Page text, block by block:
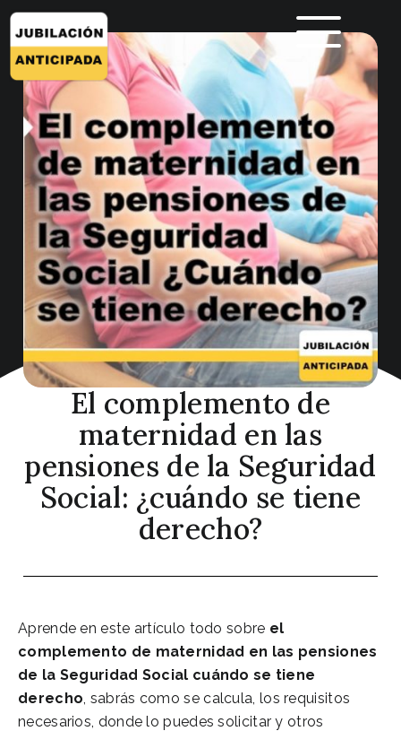
El complemento de
maternidad en las
pensiones de la Seguridad
Social: ¿cuándo se tiene
derecho?
Aprende en este artículo todo sobre el
complemento de maternidad en las pensiones
de la Seguridad Social cuándo se tiene
derecho, sabrás como se calcula, los requisitos
necesarios, donde lo puedes solicitar y otros